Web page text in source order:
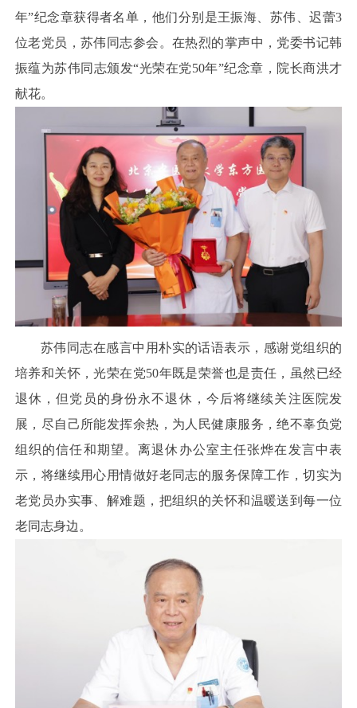
年”纪念章获得者名单，他们分别是王振海、苏伟、迟蕾3
位老党员，苏伟同志参会。在热烈的掌声中，党委书记韩
振蕴为苏伟同志颁发“光荣在党50年”纪念章，院长商洪才
献花。
苏伟同志在感言中用朴实的话语表示，感谢党组织的
培养和关怀，光荣在党50年既是荣誉也是责任，虽然已经
退休，但党员的身份永不退休，今后将继续关注医院发
展，尽自己所能发挥余热，为人民健康服务，绝不辜负党
组织的信任和期望。离退休办公室主任张烨在发言中表
示，将继续用心用情做好老同志的服务保障工作，切实为
老党员办实事、解难题，把组织的关怀和温暖送到每一位
老同志身边。